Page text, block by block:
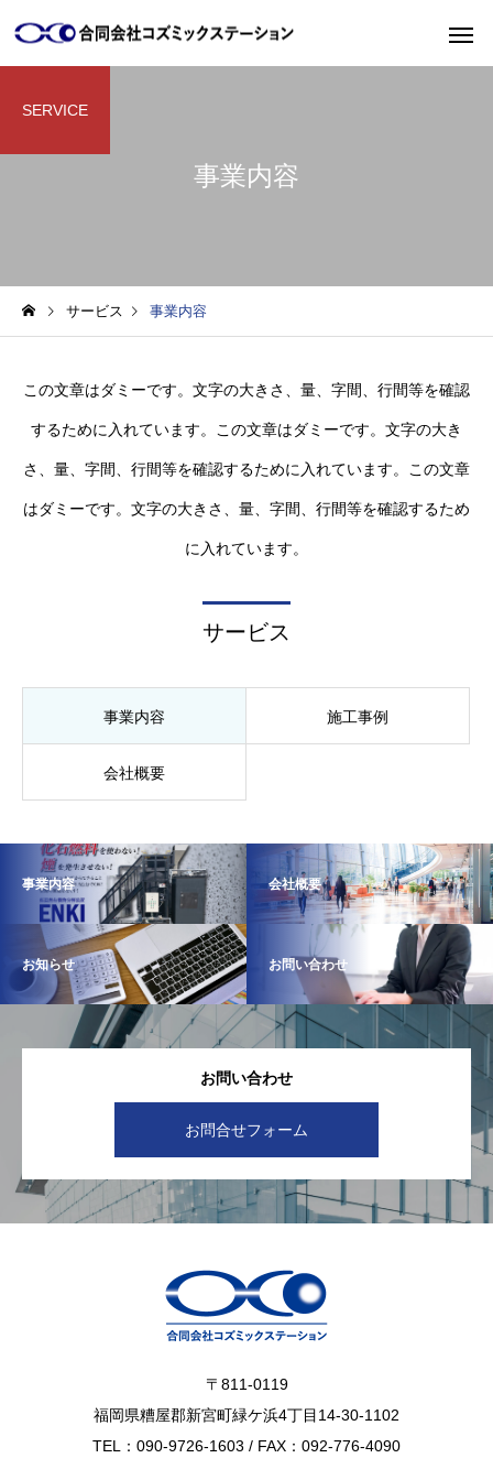
事業内容
SERVICE
サービス 事業内容
この文章はダミーです。文字の大きさ、量、字間、行間等を確認
するために入れています。この文章はダミーです。文字の大き
さ、量、字間、行間等を確認するために入れています。この文章
はダミーです。文字の大きさ、量、字間、行間等を確認するため
に入れています。
サービス
事業内容 施工事例
会社概要
事業内容 会社概要
お知らせ お問い合わせ
お問い合わせ
お問合せフォーム
〒811-0119
福岡県糟屋郡新宮町緑ケ浜4丁目14-30-1102
TEL：090-9726-1603 / FAX：092-776-4090